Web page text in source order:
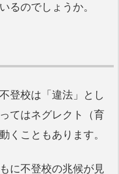
るのでしょうか。
登校は「違法」とし
てはネグレクト（育
くこともあります。
に不登校の兆候が見